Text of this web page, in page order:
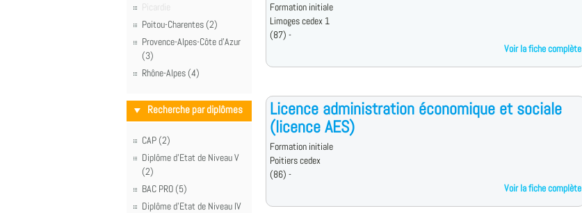
Picardie
Poitou-Charentes (2)
Provence-Alpes-Côte d'Azur
(3)
Rhône-Alpes (4)
Recherche par diplômes
CAP (2)
Diplôme d'Etat de Niveau V
(2)
BAC PRO (5)
Diplôme d'Etat de Niveau IV
Formation initiale
Limoges cedex 1
(87) -
Voir la fiche complète
Licence administration économique et sociale
(licence AES)
Formation initiale
Poitiers cedex
(86) -
Voir la fiche complète